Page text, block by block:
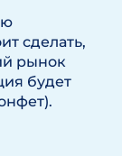
сделать,
рынок
будет